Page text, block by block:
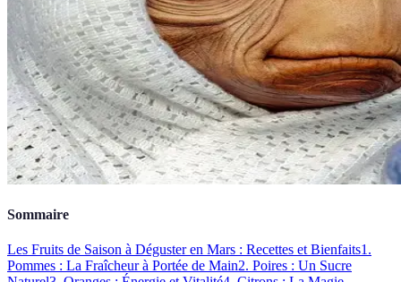
Sommaire
Les Fruits de Saison à Déguster en Mars : Recettes et Bienfaits1.
Pommes : La Fraîcheur à Portée de Main2. Poires : Un Sucre